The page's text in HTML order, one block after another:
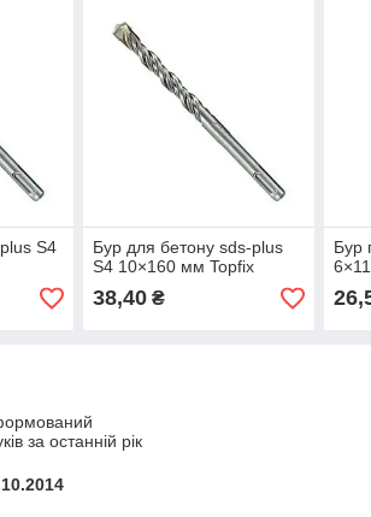
S4
Бур для бетону sds-plus
S4 10×160 мм Topfix
38,40₴
Бур
за останній рік